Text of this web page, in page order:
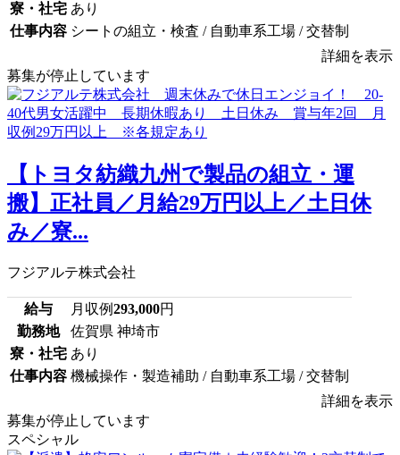
寮・社宅 あり
仕事内容 シートの組立・検査 / 自動車系工場 / 交替制
詳細を表示
募集が停止しています
【トヨタ紡織九州で製品の組立・運
搬】正社員／月給29万円以上／土日休
み／寮...
フジアルテ株式会社
給与 月収例293,000円
勤務地
佐賀県 神埼市
寮・社宅 あり
仕事内容 機械操作・製造補助 / 自動車系工場 / 交替制
詳細を表示
募集が停止しています
スペシャル